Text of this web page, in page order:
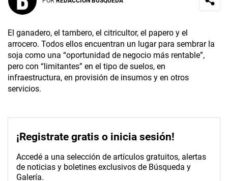
El ganadero, el tambero, el citricultor, el papero y el
arrocero. Todos ellos encuentran un lugar para sembrar la
soja como una “oportunidad de negocio más rentable”,
pero con “limitantes” en el tipo de suelos, en
infraestructura, en provisión de insumos y en otros
servicios.
¡Registrate gratis o inicia sesión!
Accedé a una selección de artículos gratuitos, alertas
de noticias y boletines exclusivos de Búsqueda y
Galería.